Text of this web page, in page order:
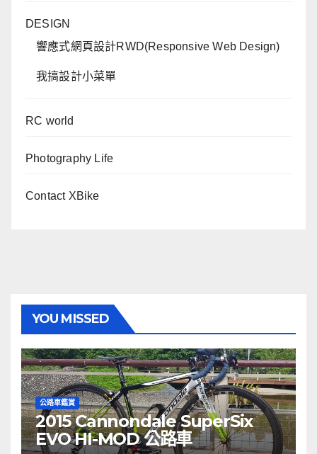
DESIGN
響應式網頁設計RWD(Responsive Web Design)
我搞設計小菜單
RC world
Photography Life
Contact XBike
YOU MISSED
公路車鑑賞
2015 Cannondale SuperSix
EVO HI-MOD 公路車